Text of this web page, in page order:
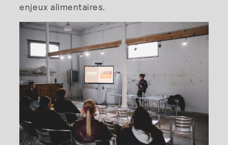
enjeux alimentaires.